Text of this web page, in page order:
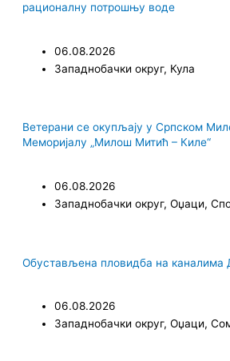
рационалну потрошњу воде
06.08.2026
Западнобачки округ, Кула
Ветерани се окупљају у Српском
Меморијалу „Милош Митић – Киле“
06.08.2026
Западнобачки округ, Оџаци,
Обустављена пловидба на каналима
06.08.2026
Западнобачки округ, Оџаци,